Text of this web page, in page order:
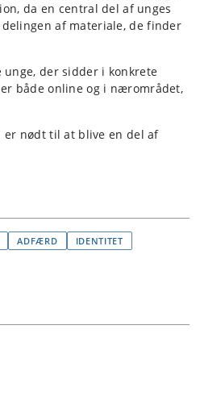
da en central del af unges
af materiale, de finder
der sidder i konkrete
både online og i nærområdet,
nødt til at blive en del af
ADFÆRD IDENTITET